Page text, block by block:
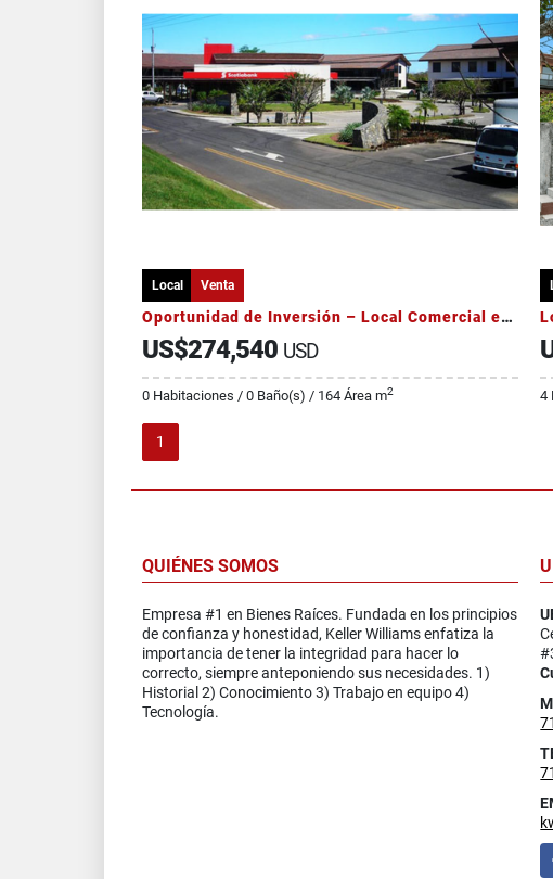
Local Venta
Oportunidad de Inversión – Local Comercial en Plaza Futura, Liberia
US$274,540 USD
0 Habitaciones / 0 Baño(s) / 164 Área m2 4
1
QUIÉNES SOMOS
Empresa #1 en Bienes Raíces. Fundada en los principios
de confianza y honestidad, Keller Williams enfatiza la
importancia de tener la integridad para hacer lo
correcto, siempre anteponiendo sus necesidades. 1)
Historial 2) Conocimiento 3) Trabajo en equipo 4)
Tecnología.